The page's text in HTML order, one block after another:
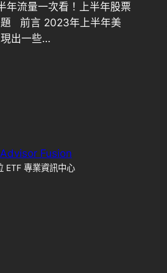
年流量一次看！上半年股票
題 前言 2023年上半年美
出一些…
Fusion
ETF 專業資訊中心